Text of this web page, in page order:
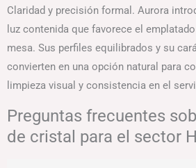
Claridad y precisión formal. Aurora
luz contenida que favorece el
mesa. Sus perfiles equilibrados y su
convierten en una opción natural para
limpieza visual y consistencia en el
Preguntas frecuentes
de cristal para el sector